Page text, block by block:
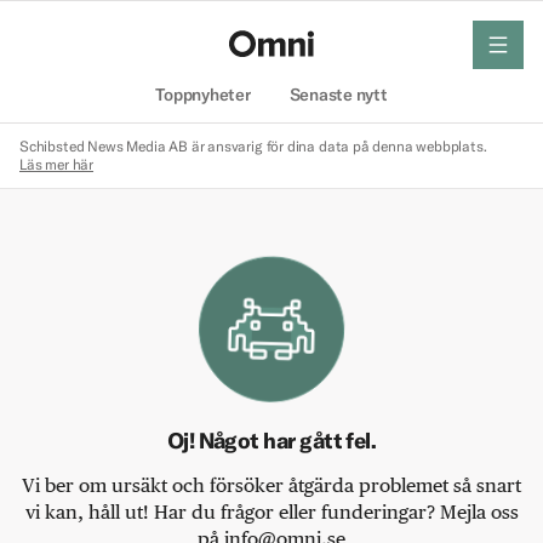
Toppnyheter Senaste nytt
meny
Schibsted News Media AB är ansvarig för dina data på denna webbplats.
Läs mer här
Oj! Något har gått fel.
Vi ber om ursäkt och försöker åtgärda problemet så snart
vi kan, håll ut! Har du frågor eller funderingar? Mejla oss